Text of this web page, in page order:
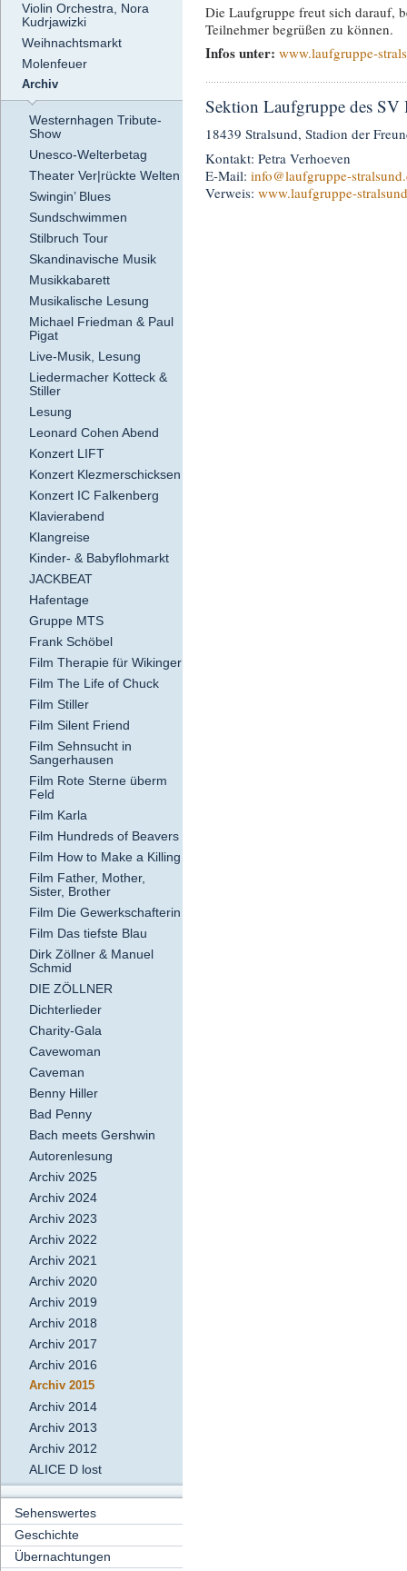
Violin Orchestra, Nora
Kudrjawizki
Weihnachtsmarkt
Molenfeuer
Archiv
Westernhagen Tribute-
Show
Unesco-Welterbetag
Theater Ver|rückte Welten
Swingin’ Blues
Sundschwimmen
Stilbruch Tour
Skandinavische Musik
Musikkabarett
Musikalische Lesung
Michael Friedman & Paul
Pigat
Live-Musik, Lesung
Liedermacher Kotteck &
Stiller
Lesung
Leonard Cohen Abend
Konzert LIFT
Konzert Klezmerschicksen
Konzert IC Falkenberg
Klavierabend
Klangreise
Kinder- & Babyflohmarkt
JACKBEAT
Hafentage
Gruppe MTS
Frank Schöbel
Film Therapie für Wikinger
Film The Life of Chuck
Film Stiller
Film Silent Friend
Film Sehnsucht in
Sangerhausen
Film Rote Sterne überm
Feld
Film Karla
Film Hundreds of Beavers
Film How to Make a Killing
Film Father, Mother,
Sister, Brother
Film Die Gewerkschafterin
Film Das tiefste Blau
Dirk Zöllner & Manuel
Schmid
DIE ZÖLLNER
Dichterlieder
Charity-Gala
Cavewoman
Caveman
Benny Hiller
Bad Penny
Bach meets Gershwin
Autorenlesung
Archiv 2025
Archiv 2024
Archiv 2023
Archiv 2022
Archiv 2021
Archiv 2020
Archiv 2019
Archiv 2018
Archiv 2017
Archiv 2016
Archiv 2015
Archiv 2014
Archiv 2013
Archiv 2012
ALICE D lost
Sehenswertes
Geschichte
Übernachtungen
Die Laufgruppe freut sich darauf,
Teilnehmer begrüßen zu können.
Infos unter: www.laufgruppe-
Sektion Laufgruppe des
18439 Stralsund, Stadion der
Kontakt: Petra Verhoeven
E-Mail: info@laufgruppe-
Verweis: www.laufgruppe-